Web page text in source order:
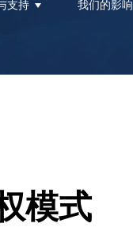
支持 我们的影响
模式